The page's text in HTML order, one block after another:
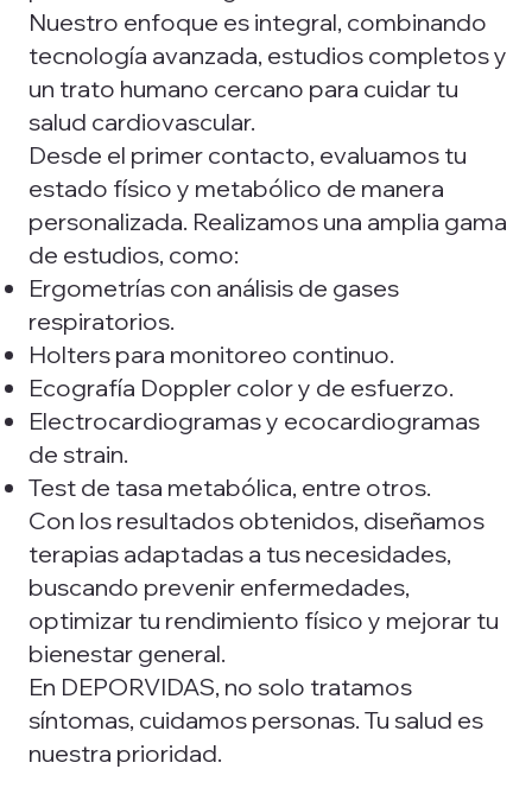
Nuestro enfoque es integral, combinando
tecnología avanzada, estudios completos y
un trato humano cercano para cuidar tu
salud cardiovascular.
Desde el primer contacto, evaluamos tu
estado físico y metabólico de manera
personalizada. Realizamos una amplia gama
de estudios, como:
Ergometrías con análisis de gases
respiratorios.
Holters para monitoreo continuo.
Ecografía Doppler color y de esfuerzo.
Electrocardiogramas y ecocardiogramas
de strain.
Test de tasa metabólica, entre otros.
Con los resultados obtenidos, diseñamos
terapias adaptadas a tus necesidades,
buscando prevenir enfermedades,
optimizar tu rendimiento físico y mejorar tu
bienestar general.
En DEPORVIDAS, no solo tratamos
síntomas, cuidamos personas. Tu salud es
nuestra prioridad.